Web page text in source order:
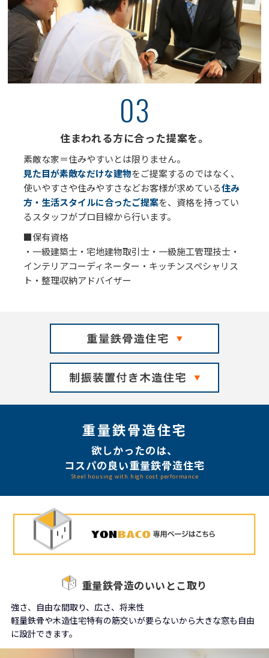
03
住まわれる方に合った提案を。
素敵な家＝住みやすいとは限りません。
見た目が素敵なだけな建物をご提案するのではなく、
使いやすさや住みやすさなどお客様が求めている住み
方・生活スタイルに合ったご提案を、資格を持ってい
るスタッフがプロ目線から行います。
■保有資格
・一級建築士・宅地建物取引士・一級施工管理技士・
インテリアコーディネーター・キッチンスペシャリス
ト・整理収納アドバイザー
重量鉄骨造住宅
欲しかったのは、
コスパの良い重量鉄骨造住宅
Steel housing with high cost performance
重量鉄骨造のいいとこ取り
強さ、自由な間取り、広さ、将来性
軽量鉄骨や木造住宅特有の筋交いが要らないから大きな窓も自由
に設計できます。